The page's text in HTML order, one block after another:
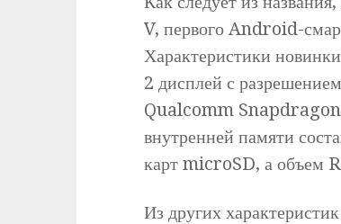
V, первого Android-
Характеристики
2 дисплей с
Qualcomm Snapdragon
внутренней памяти
карт microSD, а объем
Из других